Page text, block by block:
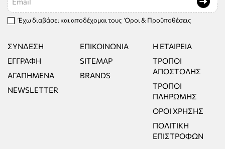
Έχω διαβάσει και αποδέχομαι τους Όροι & Προϋποθέσεις
ΣΎΝΔΕΣΗ
ΕΓΓΡΑΦΉ
ΑΓΑΠΗΜΈΝΑ
NEWSLETTER
ΕΠΙΚΟΙΝΩΝΊΑ
SITEMAP
BRANDS
Η ΕΤΑΙΡΕΊΑ
ΤΡΌΠΟΙ
ΑΠΟΣΤΟΛΉΣ
ΤΡΌΠΟΙ
ΠΛΗΡΩΜΉΣ
ΌΡΟΙ ΧΡΉΣΗΣ
ΠΟΛΙΤΙΚΉ
ΕΠΙΣΤΡΟΦΏΝ